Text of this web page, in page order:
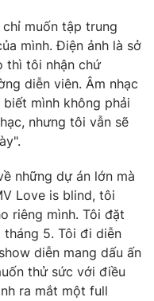
không có sự chấp
khi phát hành lại
muốn tập trung
mình. Điện ảnh là sở
thì tôi nhận chứ
diễn viên. Âm nhạc
mình không phải
nhưng tôi vẫn sẽ
những dự án lớn mà
Love is blind, tôi
riêng mình. Tôi đặt
tháng 5. Tôi đi diễn
diễn mang dấu ấn
thử sức với điều
ra mắt một full